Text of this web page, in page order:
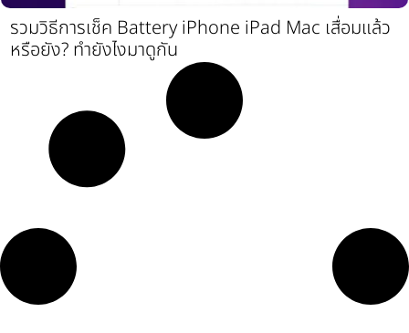
รวมวิธีการเช็ค Battery iPhone iPad Mac เสื่อมแล้ว
หรือยัง? ทำยังไงมาดูกัน